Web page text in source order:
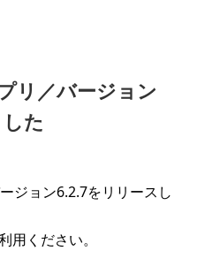
リ／バージョン
た
ジョン6.2.7をリリースし
用ください。